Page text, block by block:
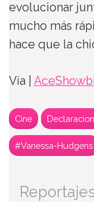
evolucionar
mucho más
hace que la
Vía |
Cine
#Vanessa-Hudgens